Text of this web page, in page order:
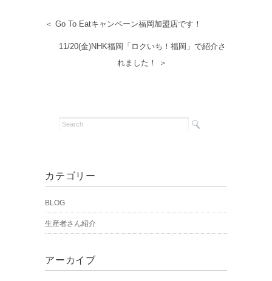
＜ Go To Eatキャンペーン福岡加盟店です！
11/20(金)NHK福岡「ロクいち！福岡」で紹介さ
れました！ ＞
カテゴリー
BLOG
生産者さん紹介
アーカイブ